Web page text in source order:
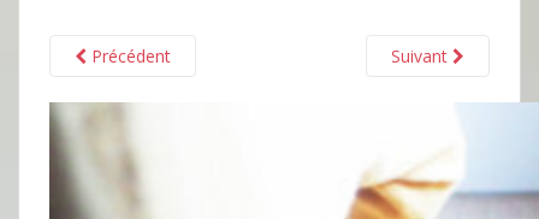
Précédent Suivant